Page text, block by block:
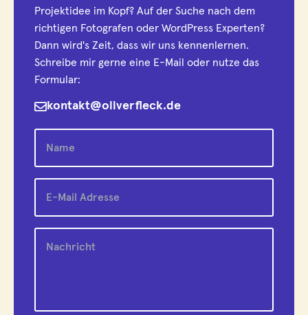
Projektidee im Kopf? Auf der Suche nach dem
richtigen Fotografen oder WordPress Experten?
Dann wird's Zeit, dass wir uns kennenlernen.
Schreibe mir gerne eine E-Mail oder nutze das
Formular:
kontakt@oliverfleck.de